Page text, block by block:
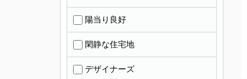
陽当り良好
閑静な住宅地
デザイナーズ